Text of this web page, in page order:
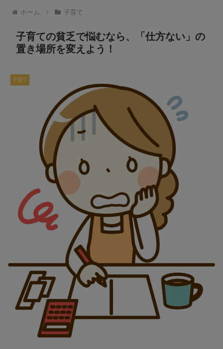
ホーム 子育て
子育ての貧乏で悩むなら、「仕方ない」の
置き場所を変えよう！
子育て